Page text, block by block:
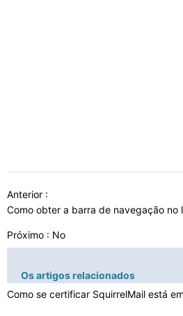
Anterior :
Como obter a barra de navegação
Próximo : No
Os artigos relacionados
Como se certificar SquirrelMail está